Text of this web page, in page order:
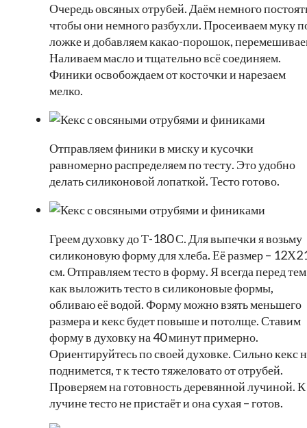
Очередь овсяных отрубей. Даём немного
чтобы они немного разбухли. Просеиваем муку
ложке и добавляем какао-порошок,
Наливаем масло и тщательно всё соединяем.
Финики освобождаем от косточки и нарезаем
мелко.
Отправляем финики в миску и кусочки
равномерно распределяем по тесту. Это удобно
делать силиконовой лопаткой. Тесто готово.
Греем духовку до Т-180 С. Для выпечки я возьму
силиконовую форму для хлеба. Её размер –
см. Отправляем тесто в форму. Я всегда перед тем
как выложить тесто в силиконовые формы,
обливаю её водой. Форму можно взять меньшего
размера и кекс будет повыше и потолще. Ставим
форму в духовку на 40 минут примерно.
Ориентируйтесь по своей духовке. Сильно кекс
поднимется, т к тесто тяжеловато от отрубей.
Проверяем на готовность деревянной лучиной. К
лучине тесто не пристаёт и она сухая – готов.